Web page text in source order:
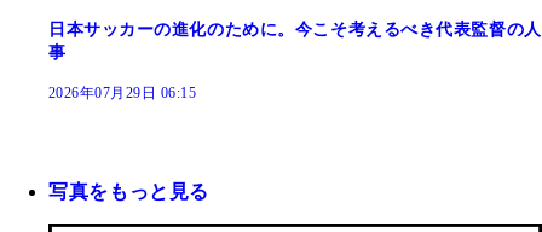
日本サッカーの進化のために。今こそ考えるべき代表監督の人
事
2026年07月29日 06:15
写真をもっと見る